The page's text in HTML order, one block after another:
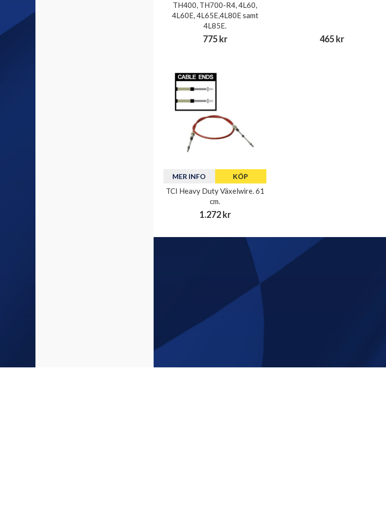
TH400, TH700-R4, 4L60,
4L60E, 4L65E,4L80E samt
4L85E.
775 kr 465 kr
MER INFO KÖP
TCI Heavy Duty Växelwire. 61
cm.
1.272 kr